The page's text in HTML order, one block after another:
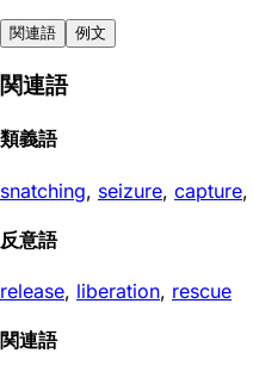
関連語 例文
関連語
類義語
snatching, seizure, capture,
反意語
release, liberation, rescue
関連語